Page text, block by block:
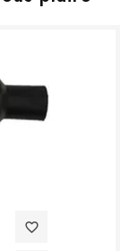
favorite_border